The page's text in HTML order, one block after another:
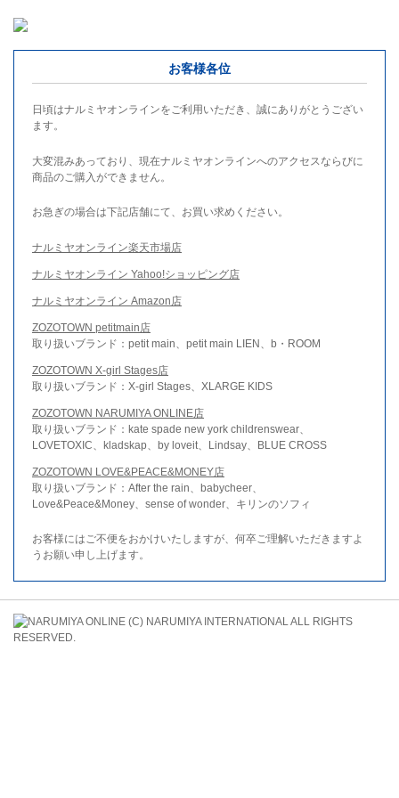
お客様各位
日頃はナルミヤオンラインをご利用いただき、誠にありがとうござい
ます。
大変混みあっており、現在ナルミヤオンラインへのアクセスならびに
商品のご購入ができません。
お急ぎの場合は下記店舗にて、お買い求めください。
ナルミヤオンライン楽天市場店
ナルミヤオンライン Yahoo!ショッピング店
ナルミヤオンライン Amazon店
ZOZOTOWN petitmain店
取り扱いブランド：petit main、petit main LIEN、b・ROOM
ZOZOTOWN X-girl Stages店
取り扱いブランド：X-girl Stages、XLARGE KIDS
ZOZOTOWN NARUMIYA ONLINE店
取り扱いブランド：kate spade new york childrenswear、
LOVETOXIC、kladskap、by loveit、Lindsay、BLUE CROSS
ZOZOTOWN LOVE&PEACE&MONEY店
取り扱いブランド：After the rain、babycheer、
Love&Peace&Money、sense of wonder、キリンのソフィ
お客様にはご不便をおかけいたしますが、何卒ご理解いただきますよ
うお願い申し上げます。